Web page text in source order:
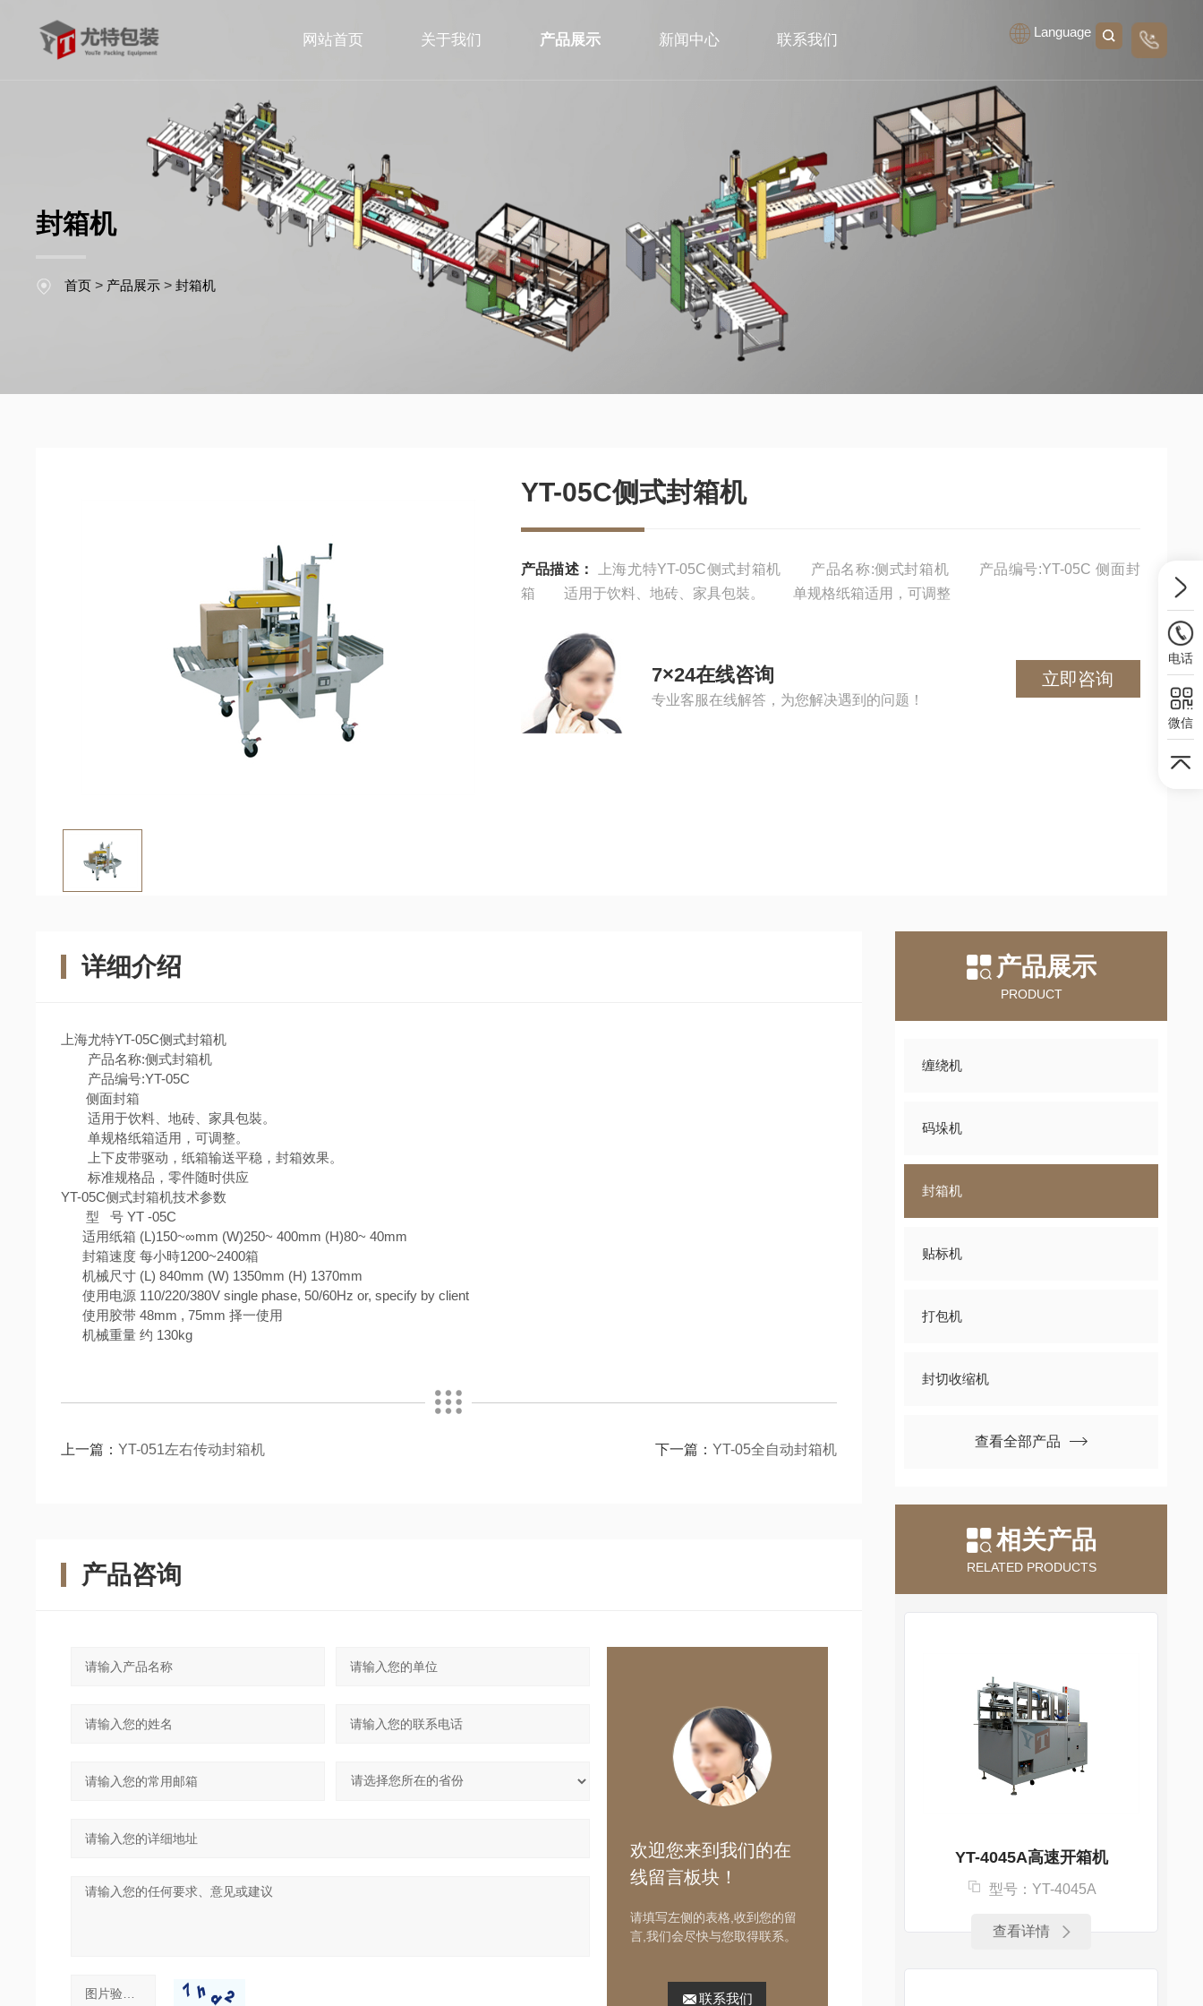
Language
网站首页 关于我们
荣誉资质
产品展示
贴标机
打包机
封切收缩机
新闻中心
行业新闻
联系我们
封箱机
首页 > 产品展示 >封箱机
YT-05C侧式封箱机
产品描述：
上海尤特YT-05C侧式封箱机 产品名称:侧式封箱机 产品编号:YT-05C 侧面封
箱 适用于饮料、地砖、家具包裝。 单规格纸箱适用，可调整
7×24在线咨询
专业客服在线解答，为您解决遇到的问题！
立即咨询
产品展示
PRODUCT
缠绕机
码垛机
封箱机
贴标机
打包机
封切收缩机
查看全部产品
相关产品
RELATED PRODUCTS
YT-4045A高速开箱机
型号：YT-4045A
查看详情
详细介绍
上海尤特YT-05C侧式封箱机
产品名称:侧式封箱机
产品编号:YT-05C
侧面封箱
适用于饮料、地砖、家具包裝。
单规格纸箱适用，可调整。
上下皮带驱动，纸箱输送平稳，封箱效果。
标准规格品，零件随时供应
YT-05C侧式封箱机技术参数
型 号 YT -05C
适用纸箱 (L)150~∞mm (W)250~ 400mm (H)80~ 40mm
封箱速度 每小時1200~2400箱
机械尺寸 (L) 840mm (W) 1350mm (H) 1370mm
使用电源 110/220/380V single phase, 50/60Hz or, specify by client
使用胶带 48mm , 75mm 择一使用
机械重量 约 130kg
上一篇： YT-051左右传动封箱机 下一篇： YT-05全自动封箱机
产品咨询
欢迎您来到我们的在
线留言板块！
请填写左侧的表格,收到您的留
言,我们会尽快与您取得联系。
联系我们
电话
微信